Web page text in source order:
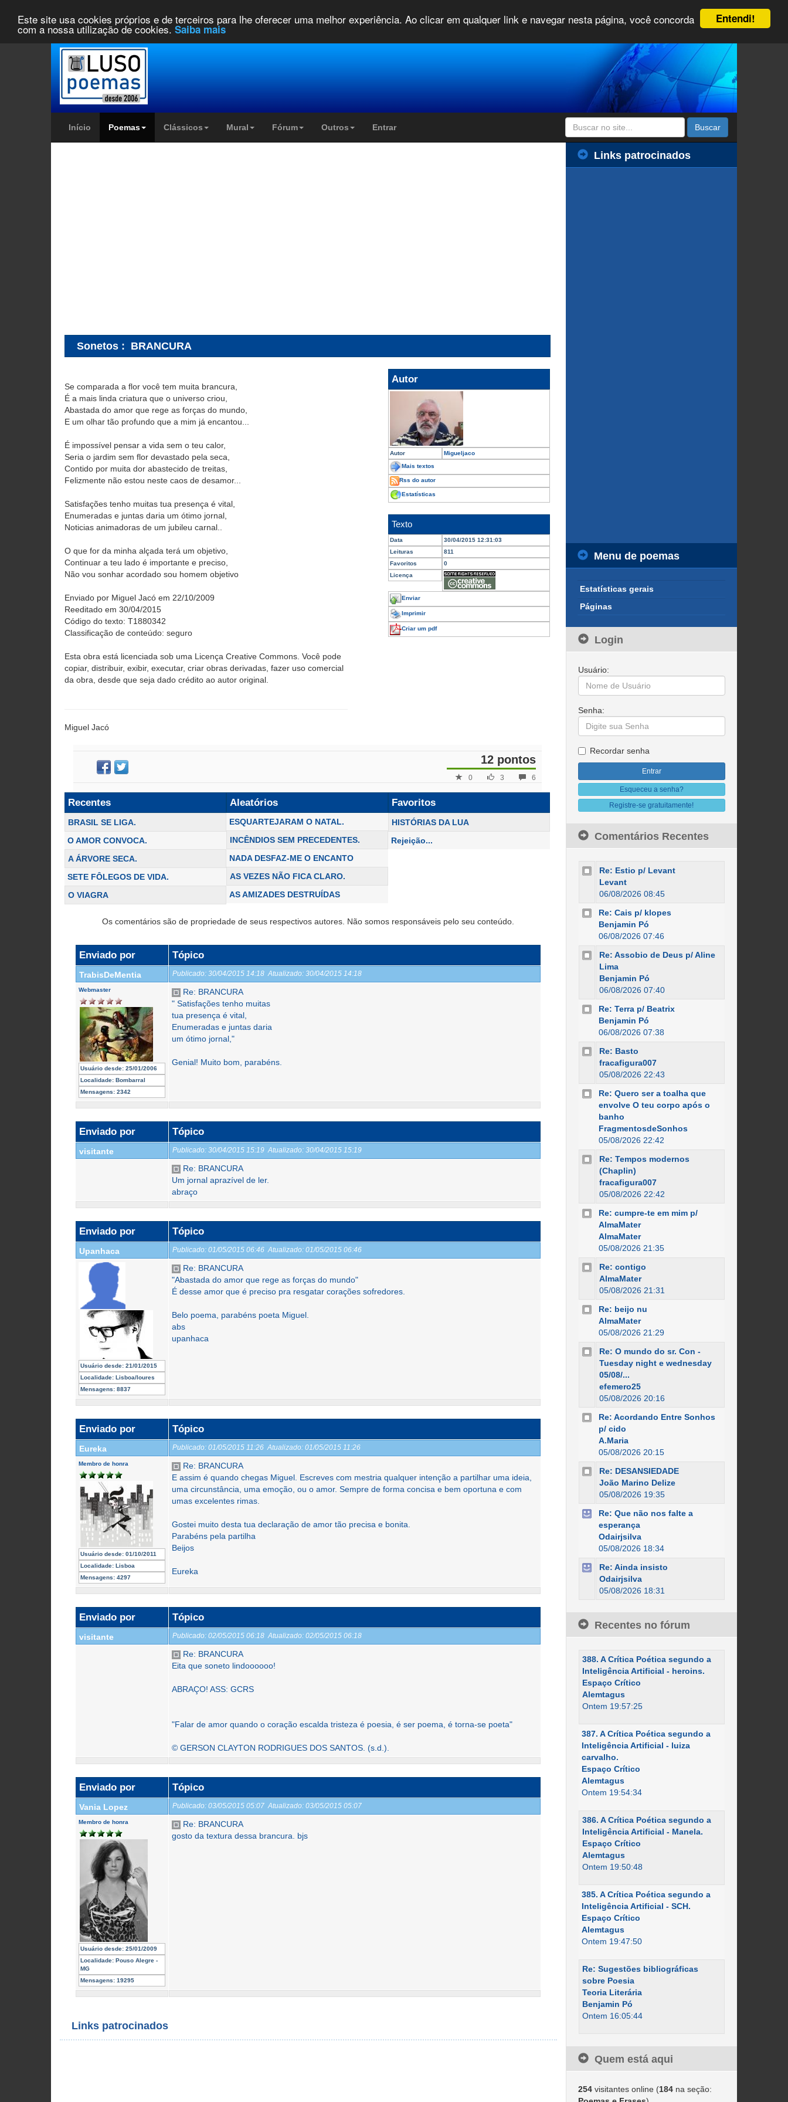
Entendi!
Este site usa cookies próprios e de terceiros para lhe oferecer uma melhor experiência. Ao clicar em qualquer link e navegar nesta página, você concorda
com a nossa utilização de cookies. Saiba mais
Início Poemas Clássicos Mural Fórum Outros Entrar Buscar
Sonetos : BRANCURA
Se comparada a flor você tem muita brancura,
É a mais linda criatura que o universo criou,
Abastada do amor que rege as forças do mundo,
E um olhar tão profundo que a mim já encantou...
É impossível pensar a vida sem o teu calor,
Seria o jardim sem flor devastado pela seca,
Contido por muita dor abastecido de treitas,
Felizmente não estou neste caos de desamor...
Satisfações tenho muitas tua presença é vital,
Enumeradas e juntas daria um ótimo jornal,
Noticias animadoras de um jubileu carnal..
O que for da minha alçada terá um objetivo,
Continuar a teu lado é importante e preciso,
Não vou sonhar acordado sou homem objetivo
Enviado por Miguel Jacó em 22/10/2009
Reeditado em 30/04/2015
Código do texto: T1880342
Classificação de conteúdo: seguro
Esta obra está licenciada sob uma Licença Creative Commons. Você pode
copiar, distribuir, exibir, executar, criar obras derivadas, fazer uso comercial
da obra, desde que seja dado crédito ao autor original.
Miguel Jacó
Autor
Autor Migueljaco
Mais textos
Rss do autor
Estatísticas
Texto
Data
30/04/2015 12:31:03
Leituras
811
Favoritos
0
Licença
Enviar
Imprimir
Criar um pdf
12 pontos
6
3
0
Recentes
BRASIL SE LIGA.
O AMOR CONVOCA.
A ÁRVORE SECA.
SETE FÔLEGOS DE VIDA.
O VIAGRA
Aleatórios
ESQUARTEJARAM O NATAL.
INCÊNDIOS SEM PRECEDENTES.
NADA DESFAZ-ME O ENCANTO
AS VEZES NÃO FICA CLARO.
AS AMIZADES DESTRUÍDAS
Favoritos
HISTÓRIAS DA LUA
Rejeição...
Os comentários são de propriedade de seus respectivos autores. Não somos responsáveis pelo seu conteúdo.
Enviado por Tópico
TrabisDeMentia Publicado: 30/04/2015 14:18 Atualizado: 30/04/2015 14:18
Webmaster
Usuário desde: 25/01/2006
Localidade: Bombarral
Mensagens: 2342
Re: BRANCURA
" Satisfações tenho muitas
tua presença é vital,
Enumeradas e juntas daria
um ótimo jornal,"
Genial! Muito bom, parabéns.
Enviado por Tópico
visitante Publicado: 30/04/2015 15:19 Atualizado: 30/04/2015 15:19
Re: BRANCURA
Um jornal aprazível de ler.
abraço
Enviado por Tópico
Upanhaca Publicado: 01/05/2015 06:46 Atualizado: 01/05/2015 06:46
Usuário desde: 21/01/2015
Localidade: Lisboa/loures
Mensagens: 8837
Re: BRANCURA
"Abastada do amor que rege as forças do mundo"
É desse amor que é preciso pra resgatar corações sofredores.
Belo poema, parabéns poeta Miguel.
abs
upanhaca
Enviado por Tópico
Eureka Publicado: 01/05/2015 11:26 Atualizado: 01/05/2015 11:26
Membro de honra
Usuário desde: 01/10/2011
Localidade: Lisboa
Mensagens: 4297
Re: BRANCURA
E assim é quando chegas Miguel. Escreves com mestria qualquer intenção a partilhar uma ideia,
uma circunstância, uma emoção, ou o amor. Sempre de forma concisa e bem oportuna e com
umas excelentes rimas.
Gostei muito desta tua declaração de amor tão precisa e bonita.
Parabéns pela partilha
Beijos
Eureka
Enviado por Tópico
visitante Publicado: 02/05/2015 06:18 Atualizado: 02/05/2015 06:18
Re: BRANCURA
Eita que soneto lindoooooo!
ABRAÇO! ASS: GCRS
"Falar de amor quando o coração escalda tristeza é poesia, é ser poema, é torna-se poeta"
© GERSON CLAYTON RODRIGUES DOS SANTOS. (s.d.).
Enviado por Tópico
Vania Lopez Publicado: 03/05/2015 05:07 Atualizado: 03/05/2015 05:07
Membro de honra
Usuário desde: 25/01/2009
Localidade: Pouso Alegre -
MG
Mensagens: 19295
Re: BRANCURA
gosto da textura dessa brancura. bjs
Links patrocinados
Links patrocinados
Menu de poemas
Estatísticas gerais
Páginas
Login
Usuário:
Senha:
Recordar senha
Esqueceu a senha?
Registre-se gratuitamente!
Comentários Recentes
Re: Estio p/ Levant
Levant
06/08/2026 08:45
Re: Cais p/ klopes
Benjamin Pó
06/08/2026 07:46
Re: Assobio de Deus p/ Aline
Lima
Benjamin Pó
06/08/2026 07:40
Re: Terra p/ Beatrix
Benjamin Pó
06/08/2026 07:38
Re: Basto
fracafigura007
05/08/2026 22:43
Re: Quero ser a toalha que
envolve O teu corpo após o
banho
FragmentosdeSonhos
05/08/2026 22:42
Re: Tempos modernos
(Chaplin)
fracafigura007
05/08/2026 22:42
Re: cumpre-te em mim p/
AlmaMater
AlmaMater
05/08/2026 21:35
Re: contigo
AlmaMater
05/08/2026 21:31
Re: beijo nu
AlmaMater
05/08/2026 21:29
Re: O mundo do sr. Con -
Tuesday night e wednesday
05/08/...
efemero25
05/08/2026 20:16
Re: Acordando Entre Sonhos
p/ cido
A.Maria
05/08/2026 20:15
Re: DESANSIEDADE
João Marino Delize
05/08/2026 19:35
Re: Que não nos falte a
esperança
Odairjsilva
05/08/2026 18:34
Re: Ainda insisto
Odairjsilva
05/08/2026 18:31
Recentes no fórum
388. A Crítica Poética segundo a
Inteligência Artificial - heroins.
Espaço Crítico
Alemtagus
Ontem 19:57:25
387. A Crítica Poética segundo a
Inteligência Artificial - luiza
carvalho.
Espaço Crítico
Alemtagus
Ontem 19:54:34
386. A Crítica Poética segundo a
Inteligência Artificial - Manela.
Espaço Crítico
Alemtagus
Ontem 19:50:48
385. A Crítica Poética segundo a
Inteligência Artificial - SCH.
Espaço Crítico
Alemtagus
Ontem 19:47:50
Re: Sugestões bibliográficas
sobre Poesia
Teoria Literária
Benjamin Pó
Ontem 16:05:44
Quem está aqui
254visitantes online (184na seção: